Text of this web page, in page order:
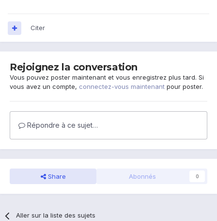
Citer
Rejoignez la conversation
Vous pouvez poster maintenant et vous enregistrez plus tard. Si
vous avez un compte, connectez-vous maintenant pour poster.
Répondre à ce sujet…
Share Abonnés 0
Aller sur la liste des sujets